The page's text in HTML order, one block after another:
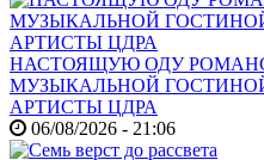
НАСТОЯЩУЮ ОДУ
МУЗЫКАЛЬНОЙ
АРТИСТЫ ЦДРА
06/08/2026 - 21:06